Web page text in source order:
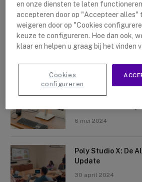
Nieuwste artikelen
Logitech Sight: De
Crosscall X-Space:
6 mei 2024
Poly Studio X: De
Update
30 april 2024
en onze diensten te laten
accepteren door op "Accepteer alles"
weigeren door op "Cookies
keuze te configureren. Hoe dan ook,
klaar en helpen u graag bij het vinden
Cookies
configureren